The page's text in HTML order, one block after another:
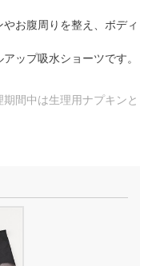
お腹周りを整え、ボディ
ップ吸水ショーツです。
間中は生理用ナプキンと